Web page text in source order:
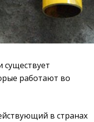
существует
работают во
в странах